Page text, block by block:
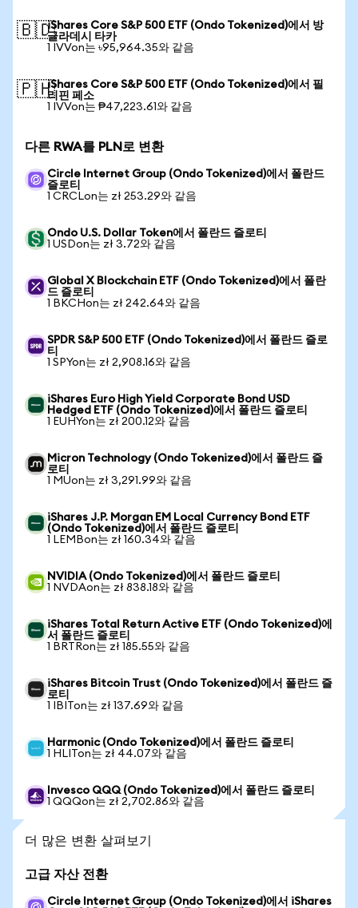
🇧🇩iShares Core S&P 500 ETF (Ondo Tokenized)에서 방
글라데시 타카
1 IVVon는 ৳95,964.35와 같음
🇵🇭iShares Core S&P 500 ETF (Ondo Tokenized)에서 필
리핀 페소
1 IVVon는 ₱47,223.61와 같음
다른 RWA를 PLN로 변환
Circle Internet Group (Ondo Tokenized)에서 폴란드
즐로티
1 CRCLon는 zł 253.29와 같음
Ondo U.S. Dollar Token에서 폴란드 즐로티
1 USDon는 zł 3.72와 같음
Global X Blockchain ETF (Ondo Tokenized)에서 폴란
드 즐로티
1 BKCHon는 zł 242.64와 같음
SPDR S&P 500 ETF (Ondo Tokenized)에서 폴란드 즐로
티
1 SPYon는 zł 2,908.16와 같음
iShares Euro High Yield Corporate Bond USD
Hedged ETF (Ondo Tokenized)에서 폴란드 즐로티
1 EUHYon는 zł 200.12와 같음
Micron Technology (Ondo Tokenized)에서 폴란드 즐
로티
1 MUon는 zł 3,291.99와 같음
iShares J.P. Morgan EM Local Currency Bond ETF
(Ondo Tokenized)에서 폴란드 즐로티
1 LEMBon는 zł 160.34와 같음
NVIDIA (Ondo Tokenized)에서 폴란드 즐로티
1 NVDAon는 zł 838.18와 같음
iShares Total Return Active ETF (Ondo Tokenized)에
서 폴란드 즐로티
1 BRTRon는 zł 185.55와 같음
iShares Bitcoin Trust (Ondo Tokenized)에서 폴란드 즐
로티
1 IBITon는 zł 137.69와 같음
Harmonic (Ondo Tokenized)에서 폴란드 즐로티
1 HLITon는 zł 44.07와 같음
Invesco QQQ (Ondo Tokenized)에서 폴란드 즐로티
1 QQQon는 zł 2,702.86와 같음
더 많은 변환 살펴보기
고급 자산 전환
Circle Internet Group (Ondo Tokenized)에서 iShares